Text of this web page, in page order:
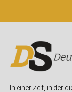
In einer Zeit, in der